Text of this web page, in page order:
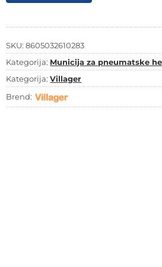
količina
SKU:8605032610283
Kategorija: Municija za pneumatske
Kategorija:Villager
Brend: